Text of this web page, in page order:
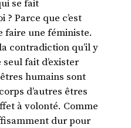
se fait
Parce que c’est
faire une féministe.
contradiction qu’il y
fait d’exister
humains sont
d’autres êtres
à volonté. Comme
dur pour